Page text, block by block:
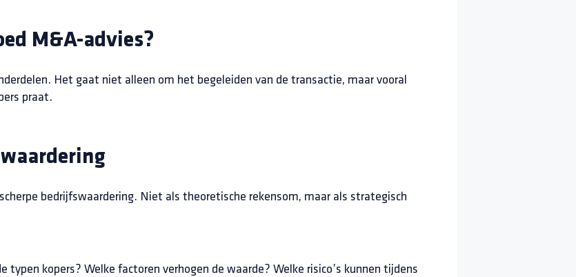
M&A-advies?
Het gaat niet alleen om het begeleiden van de transactie, maar vooral
praat.
bedrijfswaardering. Niet als theoretische rekensom, maar als strategisch
typen kopers? Welke factoren verhogen de waarde? Welke risico’s kunnen tijdens